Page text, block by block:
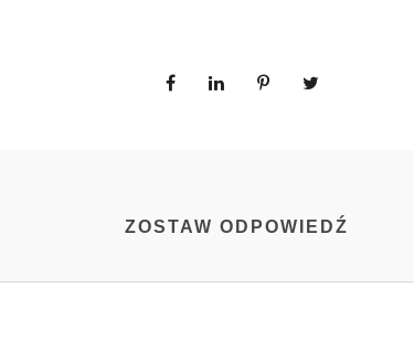
ZOSTAW ODPOWIEDŹ